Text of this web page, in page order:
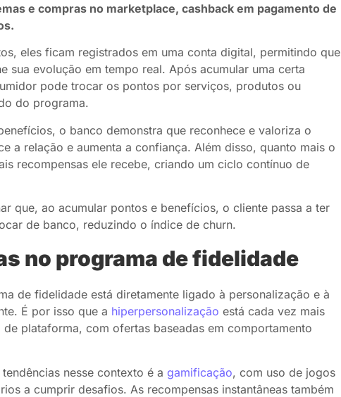
e compras no marketplace, cashback em pagamento de
eles ficam registrados em uma conta digital, permitindo que
sua evolução em tempo real. Após acumular uma certa
pode trocar os pontos por serviços, produtos ou
do programa.
o banco demonstra que reconhece e valoriza o
a relação e aumenta a confiança. Além disso, quanto mais o
recompensas ele recebe, criando um ciclo contínuo de
que, ao acumular pontos e benefícios, o cliente passa a ter
de banco, reduzindo o índice de churn.
no programa de fidelidade
de fidelidade está diretamente ligado à personalização e à
É por isso que a hiperpersonalização está cada vez mais
de plataforma, com ofertas baseadas em comportamento
nesse contexto é a gamificação, com uso de jogos
a cumprir desafios. As recompensas instantâneas também